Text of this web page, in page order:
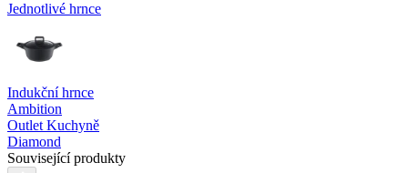
Jednotlivé hrnce
Indukční hrnce
Ambition
Outlet Kuchyně
Diamond
Související produkty